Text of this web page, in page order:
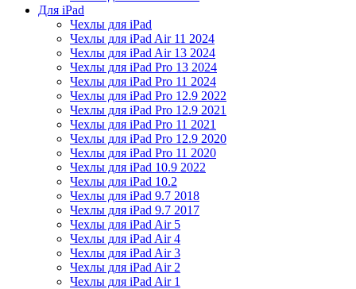
Для iPad
Чехлы для iPad
Чехлы для iPad Air 11 2024
Чехлы для iPad Air 13 2024
Чехлы для iPad Pro 13 2024
Чехлы для iPad Pro 11 2024
Чехлы для iPad Pro 12.9 2022
Чехлы для iPad Pro 12.9 2021
Чехлы для iPad Pro 11 2021
Чехлы для iPad Pro 12.9 2020
Чехлы для iPad Pro 11 2020
Чехлы для iPad 10.9 2022
Чехлы для iPad 10.2
Чехлы для iPad 9.7 2018
Чехлы для iPad 9.7 2017
Чехлы для iPad Air 5
Чехлы для iPad Air 4
Чехлы для iPad Air 3
Чехлы для iPad Air 2
Чехлы для iPad Air 1